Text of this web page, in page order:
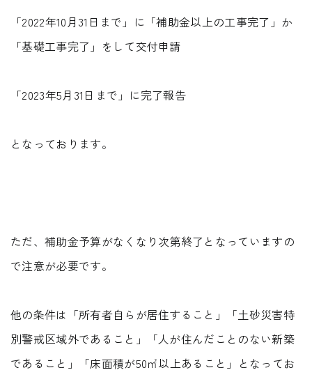
「2022年10月31日まで」に「補助金以上の工事完了」か
「基礎工事完了」をして交付申請
「2023年5月31日まで」に完了報告
となっております。
ただ、補助金予算がなくなり次第終了となっていますの
で注意が必要です。
他の条件は「所有者自らが居住すること」「土砂災害特
別警戒区域外であること」「人が住んだことのない新築
であること」「床面積が50㎡以上あること」となってお